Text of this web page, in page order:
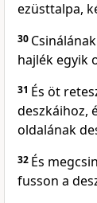
ezüsttalpa,
30
hajlék egyik
31 És öt
deszkáihoz,
oldalának
32 És
fusson a